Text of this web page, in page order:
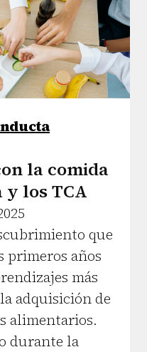
la comida
los TCA
que
años
más
adquisición de
alimentarios.
durante la